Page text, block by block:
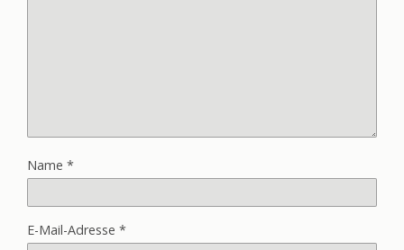
Name *
E-Mail-Adresse *